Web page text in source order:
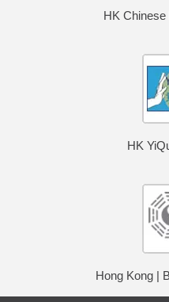
HK
HK
Hong Kong |